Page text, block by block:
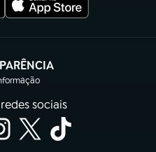
em nova aba)
sociais